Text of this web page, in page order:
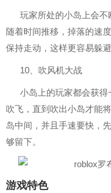
玩家所处的小岛上会不
随着时间推移，掉落的速
保持走动，这样更容易躲
10、吹风机大战
小岛上的玩家都会获
吹飞，直到吹出小岛才能
岛中间，并且手速要快，
够留下。
游戏特色